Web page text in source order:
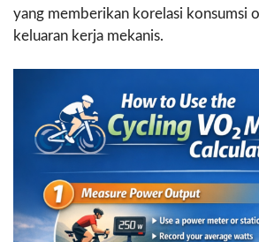
yang memberikan korelasi konsumsi
keluaran kerja mekanis.